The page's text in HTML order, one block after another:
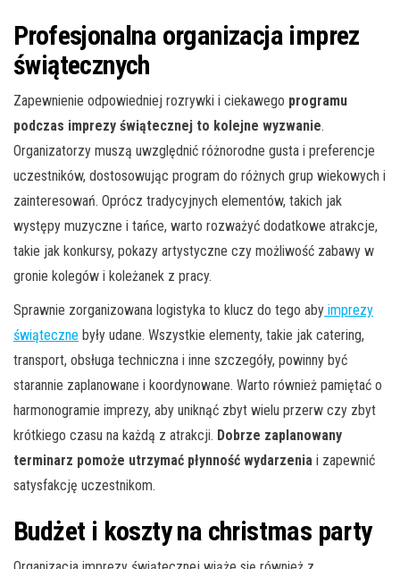
Profesjonalna organizacja imprez
świątecznych
Zapewnienie odpowiedniej rozrywki i ciekawego programu
podczas imprezy świątecznej to kolejne wyzwanie.
Organizatorzy muszą uwzględnić różnorodne gusta i preferencje
uczestników, dostosowując program do różnych grup wiekowych i
zainteresowań. Oprócz tradycyjnych elementów, takich jak
występy muzyczne i tańce, warto rozważyć dodatkowe atrakcje,
takie jak konkursy, pokazy artystyczne czy możliwość zabawy w
gronie kolegów i koleżanek z pracy.
Sprawnie zorganizowana logistyka to klucz do tego aby imprezy
świąteczne były udane. Wszystkie elementy, takie jak catering,
transport, obsługa techniczna i inne szczegóły, powinny być
starannie zaplanowane i koordynowane. Warto również pamiętać o
harmonogramie imprezy, aby uniknąć zbyt wielu przerw czy zbyt
krótkiego czasu na każdą z atrakcji. Dobrze zaplanowany
terminarz pomoże utrzymać płynność wydarzenia i zapewnić
satysfakcję uczestnikom.
Budżet i koszty na christmas party